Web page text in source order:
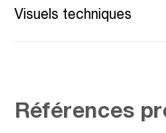
Visuels techniques
Références